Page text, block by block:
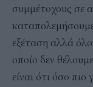
συμμέτοχους σε
εξέταση αλλά
οποίο δεν
είναι ότι όσο